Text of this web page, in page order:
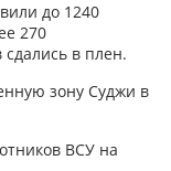
до 1240
270
в плен.
зону Суджи в
ВСУ на